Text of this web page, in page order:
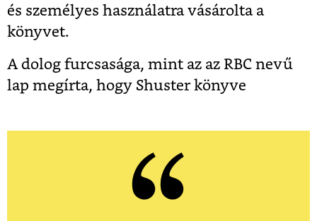
és személyes használatra vásárolta a
könyvet.
A dolog furcsasága, mint az az RBC nevű
lap megírta, hogy Shuster könyve